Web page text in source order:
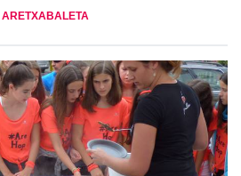
ARETXABALETA